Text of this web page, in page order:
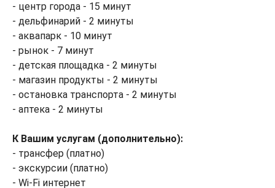
- центр города - 15 минут
- дельфинарий - 2 минуты
- аквапарк - 10 минут
- рынок - 7 минут
- детская площадка - 2 минуты
- магазин продукты - 2 минуты
- остановка транспорта - 2 минуты
- аптека - 2 минуты
К Вашим услугам (дополнительно):
- трансфер (платно)
- экскурсии (платно)
- Wi-Fi интернет